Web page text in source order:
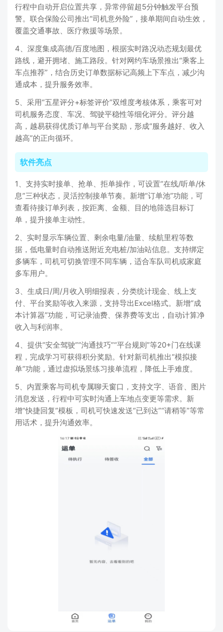
行程中自动开启位置共享，异常停留超5分钟触发平台预
警。联合保险公司推出“司机意外险”，接单期间自动生效，
覆盖交通事故、医疗救援等场景。
4、深度集成高德/百度地图，根据实时路况动态规划最优
路线，避开拥堵、施工路段。针对网约车场景推出“乘客上
车点推荐”，结合历史订单数据标记高频上下车点，减少沟
通成本，提升服务效率。
5、采用“五星评分+标签评价”双维度考核体系，乘客可对
司机服务态度、车况、驾驶平稳性等细化评分。评分越
高，越易获得优质订单与平台奖励，形成“服务越好、收入
越高”的正向循环。
软件亮点
1、支持实时接单、抢单、拒单操作，可设置“在线/听单/休
息”三种状态，灵活控制接单节奏。新增“订单池”功能，可
查看待接订单列表，按距离、金额、目的地筛选目标订
单，提升接单主动性。
2、实时显示车辆位置、剩余电量/油量、续航里程等数
据，低电量时自动推送附近充电桩/加油站信息。支持绑定
多辆车，司机可切换管理不同车辆，适合车队司机或家庭
多车用户。
3、生成日/周/月收入明细报表，分类统计现金、线上支
付、平台奖励等收入来源，支持导出Excel格式。新增“成
本计算器”功能，可记录油费、保养费等支出，自动计算净
收入与利润率。
4、提供“安全驾驶”“沟通技巧”“平台规则”等20+门在线课
程，完成学习可获得积分奖励。针对新司机推出“模拟接
单”功能，通过虚拟场景练习接单流程，降低上手难度。
5、内置乘客与司机专属聊天窗口，支持文字、语音、图片
消息发送，行程中可实时沟通上车地点变更等需求。新
增“快捷回复”模板，司机可快速发送“已到达”“请稍等”等常
用话术，提升沟通效率。